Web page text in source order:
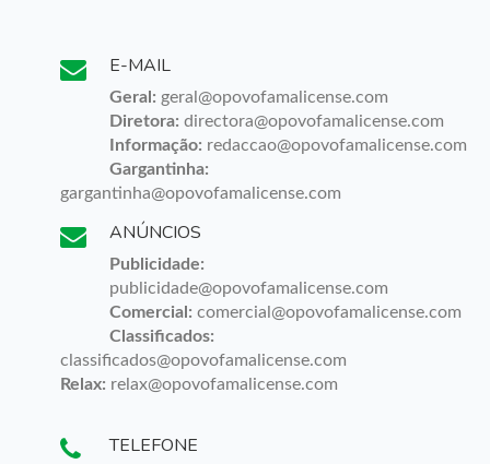
E-MAIL
Geral: geral@opovofamalicense.com
Diretora: directora@opovofamalicense.com
Informação: redaccao@opovofamalicense.com
Gargantinha:
gargantinha@opovofamalicense.com
ANÚNCIOS
Publicidade:
publicidade@opovofamalicense.com
Comercial: comercial@opovofamalicense.com
Classificados:
classificados@opovofamalicense.com
Relax: relax@opovofamalicense.com
TELEFONE